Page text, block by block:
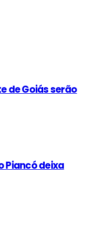
de Goiás serão
Piancó deixa